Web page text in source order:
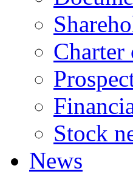
Charter
Stock
News